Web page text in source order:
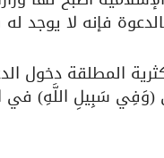
فإنه لا يوجد
المطلقة دخول
سَبِيلِ اللَّهِ) في